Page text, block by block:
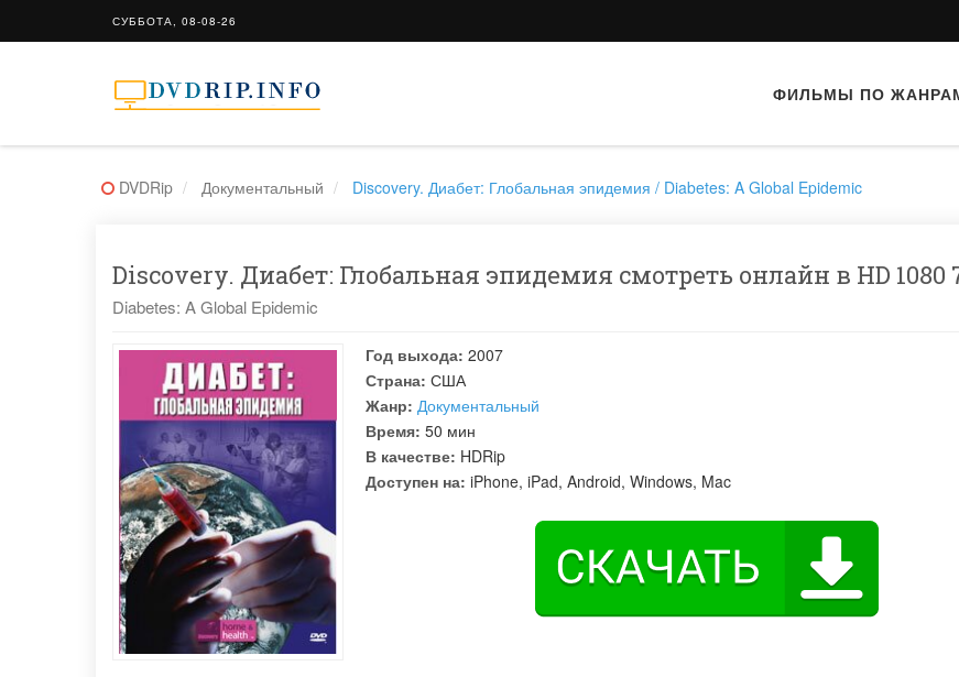
СУББОТА, 08-08-26
ФИЛЬМЫ ПО
DVDRip Документальный Discovery. Диабет: Глобальная эпидемия / Diabetes: A Global Epidemic
Discovery. Диабет: Глобальная эпидемия смотреть онлайн в HD 1080
Diabetes: A Global Epidemic
Год выхода: 2007
Страна: США
Жанр: Документальный
Время: 50 мин
В качестве: HDRip
Доступен на: iPhone, iPad, Android, Windows, Mac